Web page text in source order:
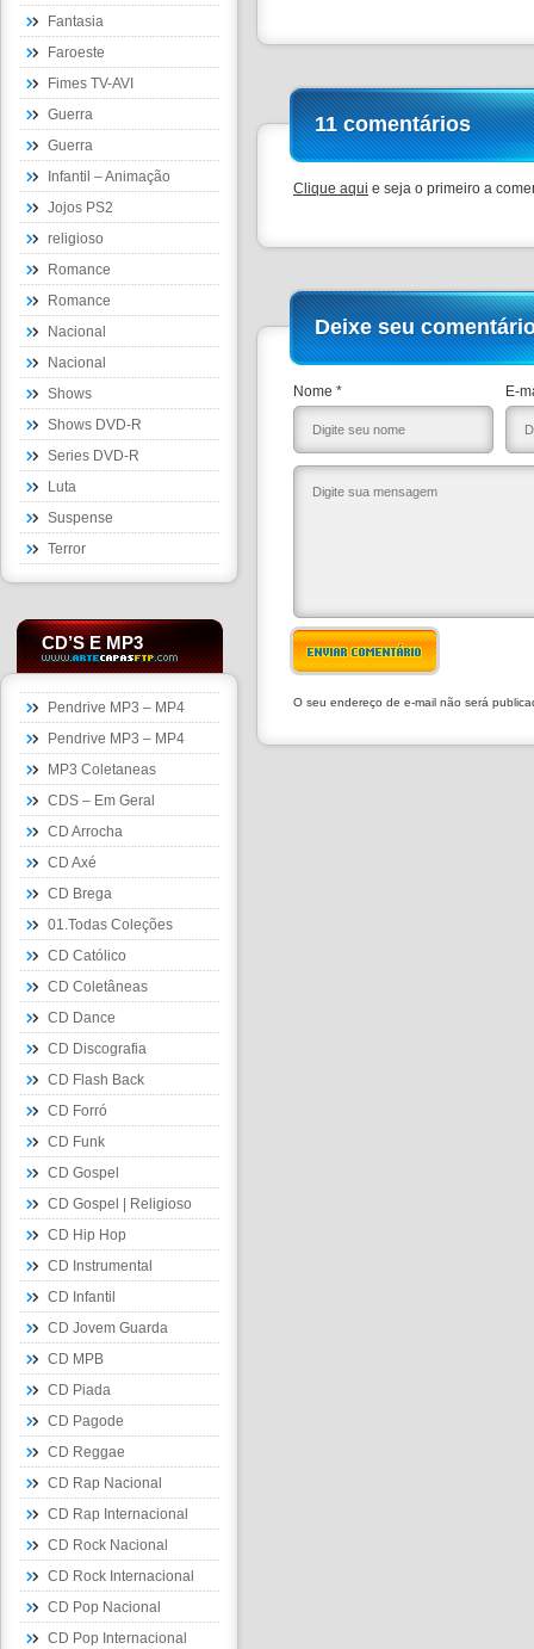
Fantasia
Faroeste
Fimes TV-AVI
Guerra
Guerra
Infantil – Animação
Jojos PS2
religioso
Romance
Romance
Nacional
Nacional
Shows
Shows DVD-R
Series DVD-R
Luta
Suspense
Terror
CD’S E MP3
Pendrive MP3 – MP4
Pendrive MP3 – MP4
MP3 Coletaneas
CDS – Em Geral
CD Arrocha
CD Axé
CD Brega
01.Todas Coleções
CD Católico
CD Coletâneas
CD Dance
CD Discografia
CD Flash Back
CD Forró
CD Funk
CD Gospel
CD Gospel | Religioso
CD Hip Hop
CD Instrumental
CD Infantil
CD Jovem Guarda
CD MPB
CD Piada
CD Pagode
CD Reggae
CD Rap Nacional
CD Rap Internacional
CD Rock Nacional
CD Rock Internacional
CD Pop Nacional
CD Pop Internacional
11 comentários
Clique aqui e seja o primeiro a
Deixe seu
Nome * E-
ENVIAR COMENTÁRIO
O seu endereço de e-mail não será